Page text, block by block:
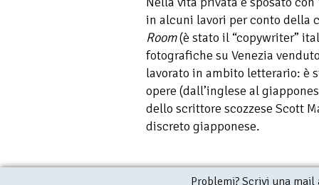
in alcuni lavori per conto della
Room(è stato il “copywriter”
fotografiche su Venezia
lavorato in ambito letterario: è
opere (dall’inglese al
dello scrittore scozzese Scott
discreto giapponese.
Problemi? Scrivi una